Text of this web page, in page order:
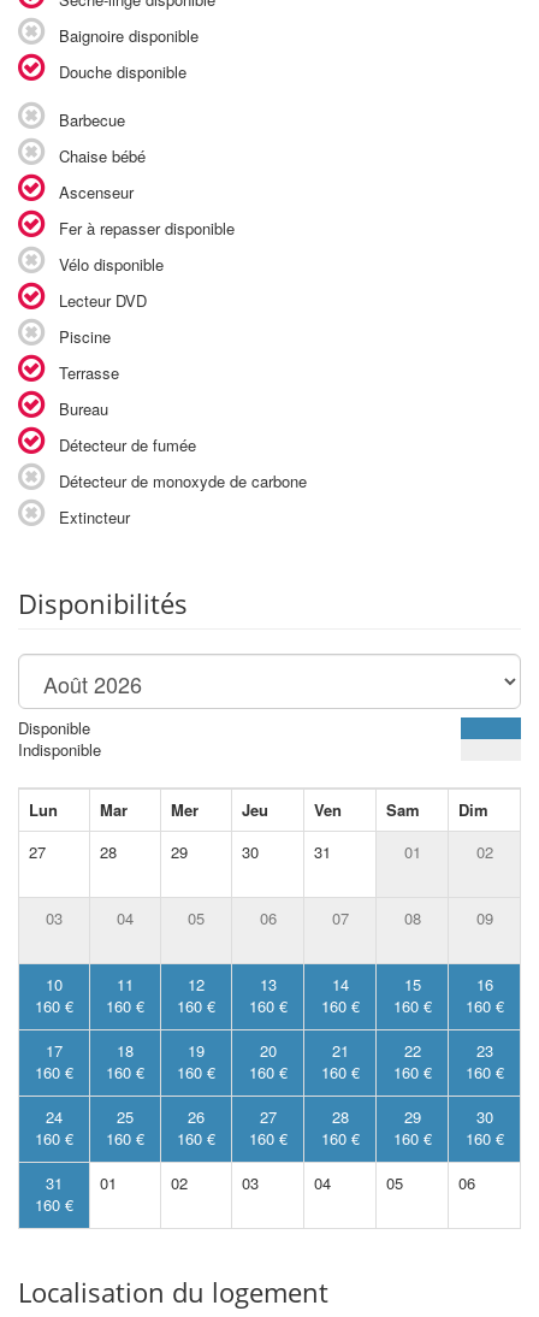
Baignoire disponible
Douche disponible
Barbecue
Chaise bébé
Ascenseur
Fer à repasser disponible
Vélo disponible
Lecteur DVD
Piscine
Terrasse
Bureau
Détecteur de fumée
Détecteur de monoxyde de carbone
Extincteur
Disponibilités
Disponible
Indisponible
Lun Mar Mer Jeu Ven Sam
Dim
27
28 29 30 31 01 02
03 04 05 06 07 08 09
10
160 €
11
160 €
12
160 €
13
160 €
14
160 €
15
160 €
16
160 €
17
160 €
18
160 €
19
160 €
20
160 €
21
160 €
22
160 €
23
160 €
24
160 €
25
160 €
26
160 €
27
160 €
28
160 €
29
160 €
30
160 €
31
160 €
01 02 03 04 05 06
Localisation du logement